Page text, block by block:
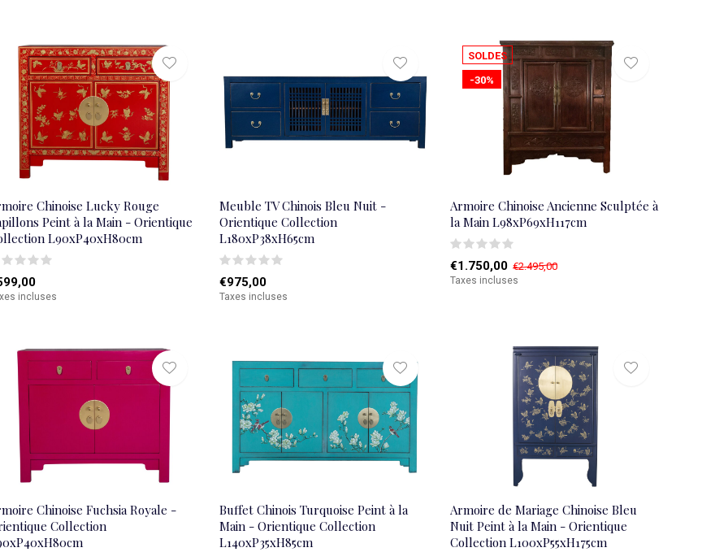
Chinoise Lucky Rouge
Peint à la Main - Orientique
L90xP40xH80cm
incluses
Meuble TV Chinois Bleu Nuit -
Orientique Collection
L180xP38xH65cm
€975,00
Taxes incluses
SOLDES
-30%
Armoire Chinoise Ancienne Sculptée à
la Main L98xP69xH117cm
€1.750,00 €2.495,00
Taxes incluses
Chinoise Fuchsia Royale -
Collection
Buffet Chinois Turquoise Peint à la
Main - Orientique Collection
L140xP35xH85cm
Armoire de Mariage Chinoise Bleu
Nuit Peint à la Main - Orientique
Collection L100xP55xH175cm